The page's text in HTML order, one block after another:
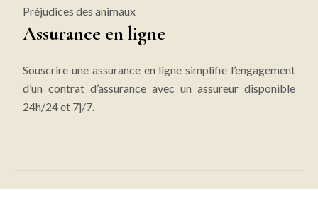
Préjudices des animaux
Assurance en ligne
Souscrire une assurance en ligne simplifie l’engagement
d’un contrat d’assurance avec un assureur disponible
24h/24 et 7j/7.